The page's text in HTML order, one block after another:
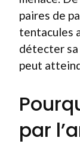
paires de
tentacules
détecter sa
peut
par